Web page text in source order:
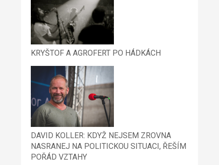
KRYŠTOF A AGROFERT PO HÁDKÁCH
DAVID KOLLER: KDYŽ NEJSEM ZROVNA
NASRANEJ NA POLITICKOU SITUACI, ŘEŠÍM
POŘÁD VZTAHY